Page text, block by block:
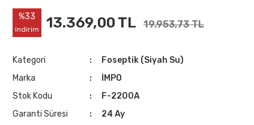
%33
indirim 13.369,00 TL 19.953,73 TL
Kategori
Foseptik (Siyah Su)
Marka
İMPO
Stok Kodu
F-2200A
Garanti Süresi
24 Ay